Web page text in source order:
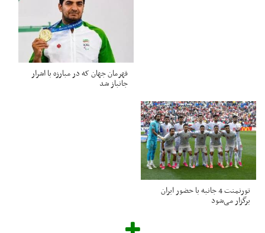
قهرمان جهان که در مبارزه با اشرار
جانباز شد
تورنمنت 4 جانبه با حضور ایران
برگزار می‌شود